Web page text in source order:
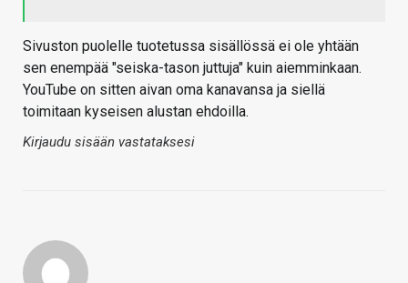
Sivuston puolelle tuotetussa sisällössä ei ole yhtään
sen enempää "seiska-tason juttuja" kuin aiemminkaan.
YouTube on sitten aivan oma kanavansa ja siellä
toimitaan kyseisen alustan ehdoilla.
Kirjaudu sisään vastataksesi